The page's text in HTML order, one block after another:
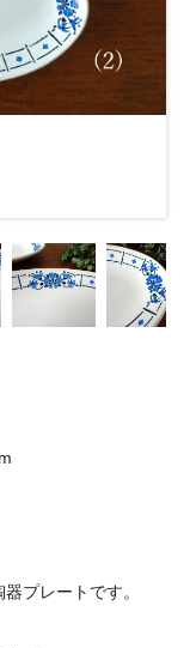
プレートです。